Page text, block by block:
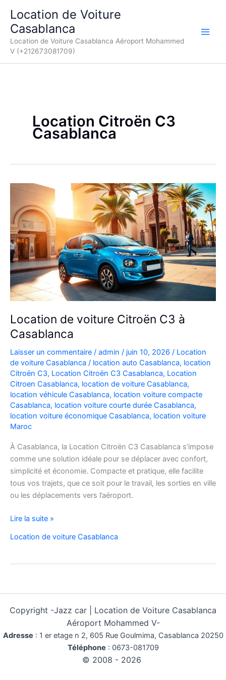
contenu
Location de Voiture
Casablanca
Location de Voiture Casablanca Aéroport Mohammed
V (+212673081709)
Location Citroën C3
Casablanca
Location de voiture Citroën C3 à
Casablanca
Laisser un commentaire / admin / juin 10, 2026 / Location
de voiture Casablanca / location auto Casablanca, location
Citroën C3, Location Citroën C3 Casablanca, Location
Citroen Casablanca, location de voiture Casablanca,
location véhicule Casablanca, location voiture compacte
Casablanca, location voiture courte durée Casablanca,
location voiture économique Casablanca, location voiture
Maroc
À Casablanca, la Location Citroën C3 Casablanca s’impose
comme une solution idéale pour se déplacer avec confort,
simplicité et économie. Compacte et pratique, elle facilite
tous vos trajets, que ce soit pour le travail, les sorties en ville
ou les déplacements vers l’aéroport.
Location
voiture
C3
Lire la suite »
Location de voiture Casablanca
Copyright -Jazz car | Location de Voiture Casablanca
Aéroport Mohammed V-
Adresse : 1 er etage n 2, 605 Rue Goulmima, Casablanca 20250
Téléphone : 0673-081709
© 2008 - 2026